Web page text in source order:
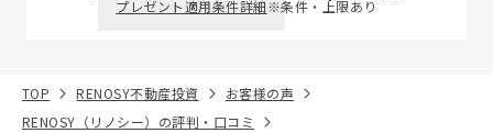
プレゼント適用条件詳細※条件・上限あり
TOP RENOSY不動産投資
お客様の声
RENOSY（リノシー）の評判・口コミ